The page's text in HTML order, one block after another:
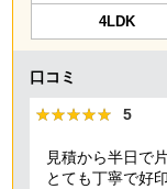
4LDK
口コミ
★★★★★
★★★★★ 5
見積から半日で
とても丁寧で好